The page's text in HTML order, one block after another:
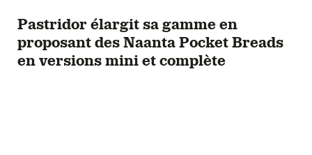
Pastridor élargit sa gamme en
proposant des Naanta Pocket Breads
en versions mini et complète